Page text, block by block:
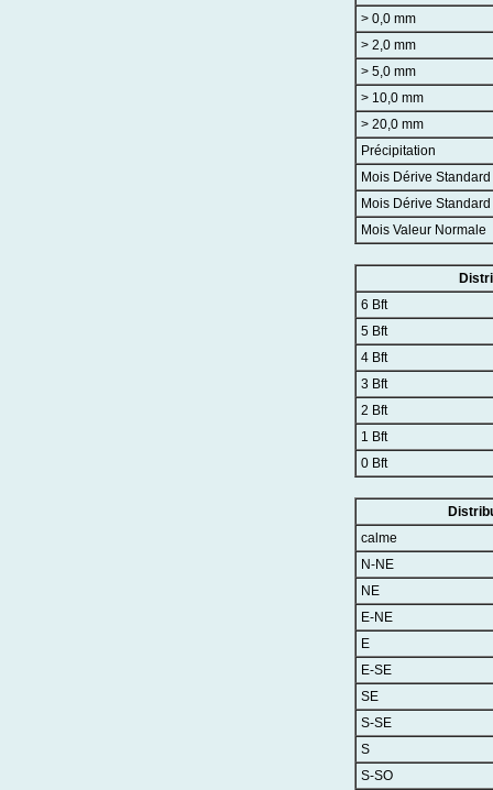
> 0,0 mm
> 2,0 mm
> 5,0 mm
> 10,0 mm
> 20,0 mm
Précipitation
Mois Dérive Standard
Mois Dérive Standard
Mois Valeur Normale
6 Bft
5 Bft
4 Bft
3 Bft
2 Bft
1 Bft
0 Bft
calme
N-NE
NE
E-NE
E
E-SE
SE
S-SE
S
S-SO